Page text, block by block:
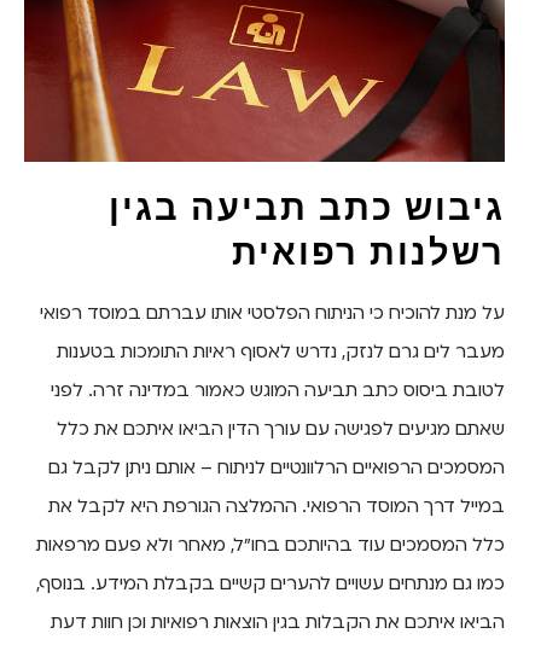
גיבוש כתב תביעה בגין
רשלנות רפואית
על מנת להוכיח כי הניתוח הפלסטי אותו עברתם במוסד רפואי
מעבר לים גרם לנזק, נדרש לאסוף ראיות התומכות בטענות
לטובת ביסוס כתב תביעה המוגש כאמור במדינה זרה. לפני
שאתם מגיעים לפגישה עם עורך הדין הביאו איתכם את כלל
המסמכים הרפואיים הרלוונטיים לניתוח – אותם ניתן לקבל גם
במייל דרך המוסד הרפואי. ההמלצה הגורפת היא לקבל את
כלל המסמכים עוד בהיותכם בחו"ל, מאחר ולא פעם מרפאות
כמו גם מנתחים עשויים להערים קשיים בקבלת המידע. בנוסף,
הביאו איתכם את הקבלות בגין הוצאות רפואיות וכן חוות דעת